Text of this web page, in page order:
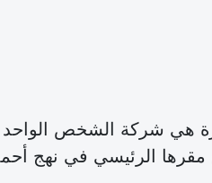
هي شركة الشخص
مقرها الرئيسي في نهج